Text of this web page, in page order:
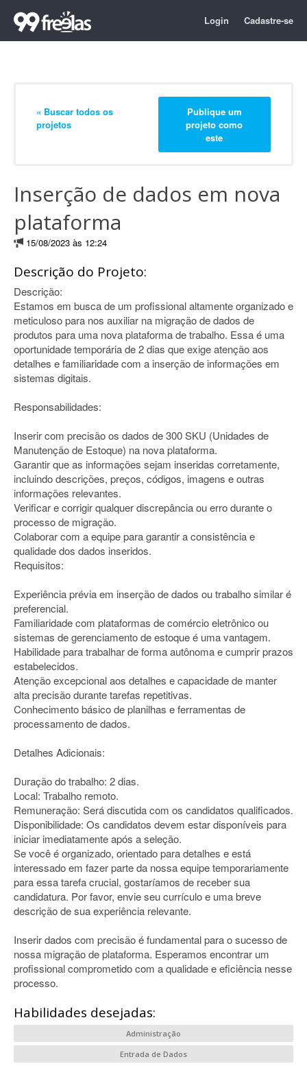
Login Cadastre-se
« Buscar todos os
projetos
Publique um
projeto como
este
Inserção de dados em nova
plataforma
15/08/2023 às 12:24
Descrição do Projeto:
Descrição:
Estamos em busca de um profissional altamente organizado e
meticuloso para nos auxiliar na migração de dados de
produtos para uma nova plataforma de trabalho. Essa é uma
oportunidade temporária de 2 dias que exige atenção aos
detalhes e familiaridade com a inserção de informações em
sistemas digitais.
Responsabilidades:
Inserir com precisão os dados de 300 SKU (Unidades de
Manutenção de Estoque) na nova plataforma.
Garantir que as informações sejam inseridas corretamente,
incluindo descrições, preços, códigos, imagens e outras
informações relevantes.
Verificar e corrigir qualquer discrepância ou erro durante o
processo de migração.
Colaborar com a equipe para garantir a consistência e
qualidade dos dados inseridos.
Requisitos:
Experiência prévia em inserção de dados ou trabalho similar é
preferencial.
Familiaridade com plataformas de comércio eletrônico ou
sistemas de gerenciamento de estoque é uma vantagem.
Habilidade para trabalhar de forma autônoma e cumprir prazos
estabelecidos.
Atenção excepcional aos detalhes e capacidade de manter
alta precisão durante tarefas repetitivas.
Conhecimento básico de planilhas e ferramentas de
processamento de dados.
Detalhes Adicionais:
Duração do trabalho: 2 dias.
Local: Trabalho remoto.
Remuneração: Será discutida com os candidatos qualificados.
Disponibilidade: Os candidatos devem estar disponíveis para
iniciar imediatamente após a seleção.
Se você é organizado, orientado para detalhes e está
interessado em fazer parte da nossa equipe temporariamente
para essa tarefa crucial, gostaríamos de receber sua
candidatura. Por favor, envie seu currículo e uma breve
descrição de sua experiência relevante.
Inserir dados com precisão é fundamental para o sucesso de
nossa migração de plataforma. Esperamos encontrar um
profissional comprometido com a qualidade e eficiência nesse
processo.
Habilidades desejadas:
Administração
Entrada de Dados